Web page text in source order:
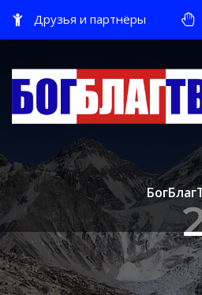
Друзья и партнёры